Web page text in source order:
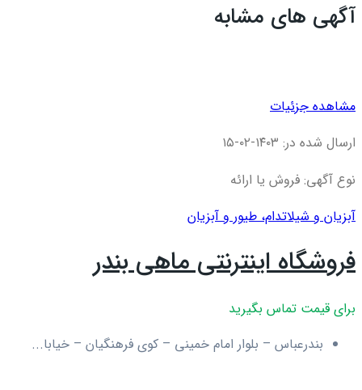
آگهی های مشابه
مشاهده جزئیات
ارسال شده در: ۱۴۰۳-۰۲-۱۵
نوع آگهی: فروش یا ارائه
آبزیان و شیلاتدام، طیور و آبزیان
فروشگاه اینترنتی ماهی بندر
برای قیمت تماس بگیرید
بندرعباس – بلوار امام خمینی – کوی فرهنگیان – خیابا...